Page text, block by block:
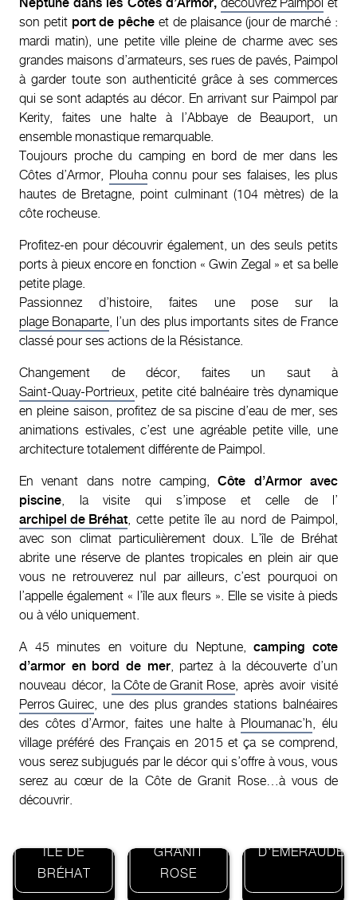
son petit port de pêche et de plaisance (jour de marché :
mardi matin), une petite ville pleine de charme avec ses
grandes maisons d’armateurs, ses rues de pavés, Paimpol
à garder toute son authenticité grâce à ses commerces
qui se sont adaptés au décor. En arrivant sur Paimpol par
Kerity, faites une halte à l’Abbaye de Beauport, un
ensemble monastique remarquable.
Toujours proche du camping en bord de mer dans les
Côtes d’Armor, Plouhaconnu pour ses falaises, les plus
hautes de Bretagne, point culminant (104 mètres) de la
côte rocheuse.
Profitez-en pour découvrir également, un des seuls petits
ports à pieux encore en fonction « Gwin Zegal » et sa belle
petite plage.
Passionnez d’histoire, faites une pose sur la
plage Bonaparte , l’un des plus importants sites de France
classé pour ses actions de la Résistance.
Changement de décor, faites un saut à
Saint-Quay-Portrieux , petite cité balnéaire très dynamique
en pleine saison, profitez de sa piscine d’eau de mer, ses
animations estivales, c’est une agréable petite ville, une
architecture totalement différente de Paimpol.
En venant dans notre camping,Côte d’Armor avec
piscine , la visite qui s’impose et celle de l’
archipel de Bréhat , cette petite île au nord de Paimpol,
avec son climat particulièrement doux. L’île de Bréhat
abrite une réserve de plantes tropicales en plein air que
vous ne retrouverez nul par ailleurs, c’est pourquoi on
l’appelle également « l’île aux fleurs ». Elle se visite à pieds
ou à vélo uniquement.
A 45 minutes en voiture du Neptune,camping cote
d’armor en bord de mer, partez à la découverte d’un
nouveau décor, la Côte de Granit Rose , après avoir visité
Perros Guirec , une des plus grandes stations balnéaires
des côtes d’Armor, faites une halte à Ploumanac’h , élu
village préféré des Français en 2015 et ça se comprend,
vous serez subjugués par le décor qui s’offre à vous, vous
serez au cœur de la Côte de Granit Rose…à vous de
découvrir.
ÎLE DE
BRÉHAT
GRANIT
ROSE
D'ÉMERAUDE